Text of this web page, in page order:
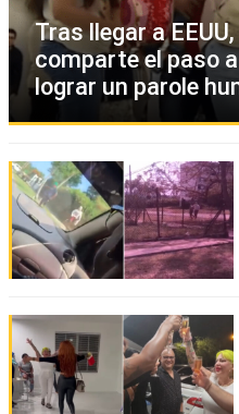
Tras llegar a
comparte el paso
lograr un parole